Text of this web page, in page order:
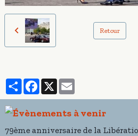
Retour
PartagerFacebook
X
79ème anniversaire de la